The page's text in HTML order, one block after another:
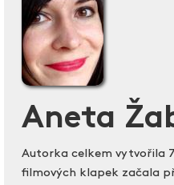
Aneta
Autorka celkem vytvořila
filmových klapek začala